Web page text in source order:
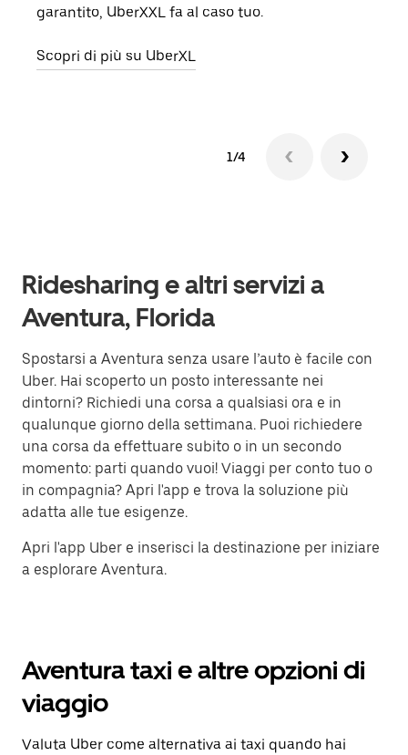
garantito, UberXXL fa al caso tuo.
Scopri di più su UberXL
1/4
Ridesharing e altri servizi a
Aventura, Florida
Spostarsi a Aventura senza usare l’auto è facile con
Uber. Hai scoperto un posto interessante nei
dintorni? Richiedi una corsa a qualsiasi ora e in
qualunque giorno della settimana. Puoi richiedere
una corsa da effettuare subito o in un secondo
momento: parti quando vuoi! Viaggi per conto tuo o
in compagnia? Apri l'app e trova la soluzione più
adatta alle tue esigenze.
Apri l'app Uber e inserisci la destinazione per iniziare
a esplorare Aventura.
Aventura taxi e altre opzioni di
viaggio
Valuta Uber come alternativa ai taxi quando hai